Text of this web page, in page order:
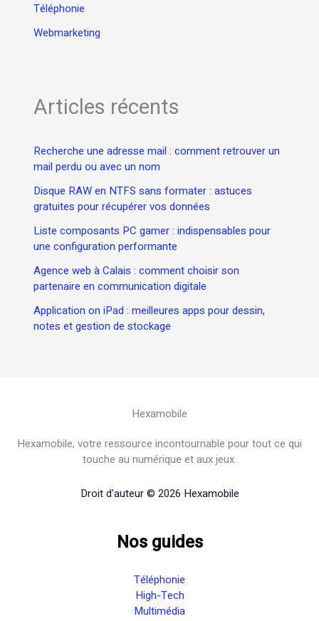
Téléphonie
Webmarketing
Articles récents
Recherche une adresse mail : comment retrouver un
mail perdu ou avec un nom
Disque RAW en NTFS sans formater : astuces
gratuites pour récupérer vos données
Liste composants PC gamer : indispensables pour
une configuration performante
Agence web à Calais : comment choisir son
partenaire en communication digitale
Application on iPad : meilleures apps pour dessin,
notes et gestion de stockage
Hexamobile
Hexamobile, votre ressource incontournable pour tout ce qui
touche au numérique et aux jeux.
Droit d'auteur © 2026 Hexamobile
Nos guides
Téléphonie
High-Tech
Multimédia